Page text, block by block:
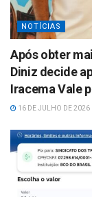
NOTÍCIAS
Após obter
Diniz decide
Iracema Vale
16 DE JULHO DE 2026